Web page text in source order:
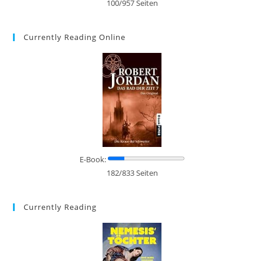
100/957 Seiten
Currently Reading Online
E-Book:
182/833 Seiten
Currently Reading